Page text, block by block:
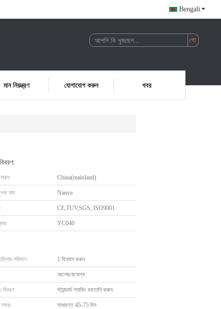
Bengali
মান নিয়ন্ত্রণ যোগাযোগ করুন খবর
China(mainland)
নাম: Nanya
CE,TUV,SGS, ISO9001
YC040
পরিমাণ: 1 বিন্যাস করুন
আলোচনাযোগ্য
বিবরণ: স্ট্যান্ডার্ড প্যাকিং রফতানি করুন
সময়: সাধারণত 45-75 দিন